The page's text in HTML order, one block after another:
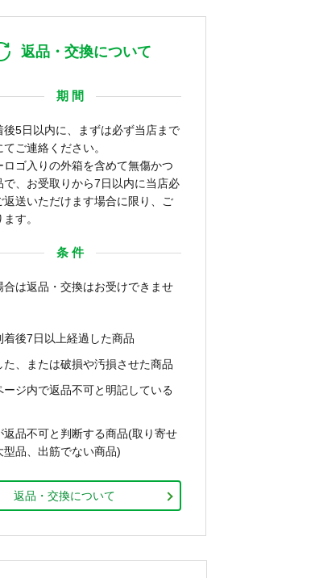
返品・交換について
期 間
後5日以内に、まずは必ず当店まで
てご連絡ください。
ロゴ入りの外箱を含めて無傷かつ
で、お受取りから7日以内に当店必
返送いただけます場合に限り、ご
す。
条 件
合は返品・交換はお受けできませ
着後7日以上経過した商品
た、または破損や汚損させた商品
ージ内で返品不可と明記している
返品不可と判断する商品(取り寄せ
型品、出筋でない商品)
返品・交換について